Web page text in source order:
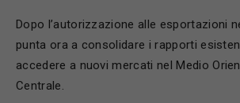
Dopo l’autorizzazione alle esportazioni
punta ora a consolidare i rapporti
accedere a nuovi mercati nel Medio
Centrale.